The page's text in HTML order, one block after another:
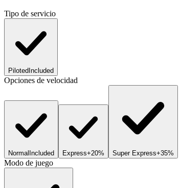
Tipo de servicio
PilotedIncluded
Opciones de velocidad
NormalIncluded Express+20% Super Express+35%
Modo de juego